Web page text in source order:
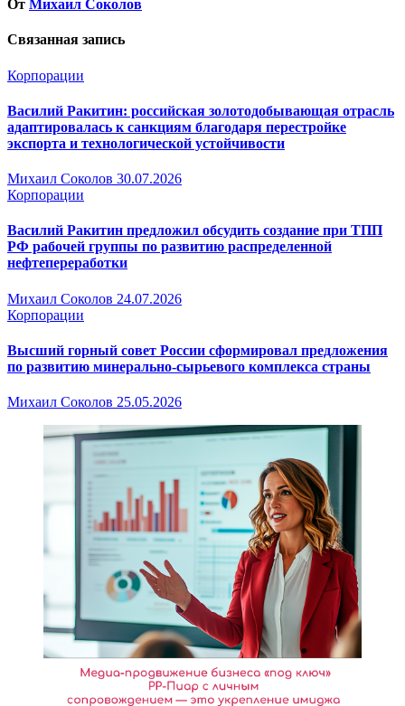
От Михаил Соколов
Связанная запись
Корпорации
Василий Ракитин: российская золотодобывающая отрасль
адаптировалась к санкциям благодаря перестройке
экспорта и технологической устойчивости
Михаил Соколов 30.07.2026
Корпорации
Василий Ракитин предложил обсудить создание при ТПП
РФ рабочей группы по развитию распределенной
нефтепереработки
Михаил Соколов 24.07.2026
Корпорации
Высший горный совет России сформировал предложения
по развитию минерально-сырьевого комплекса страны
Михаил Соколов 25.05.2026